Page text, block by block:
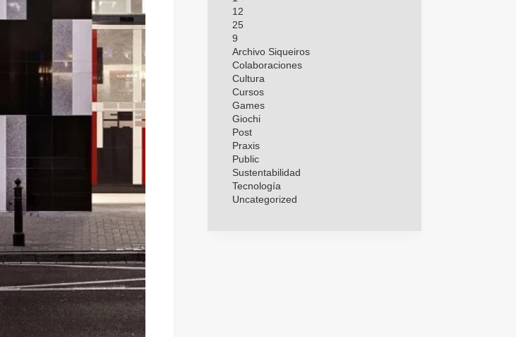
12
25
9
Archivo Siqueiros
Colaboraciones
Cultura
Cursos
Games
Giochi
Post
Praxis
Public
Sustentabilidad
Tecnología
Uncategorized